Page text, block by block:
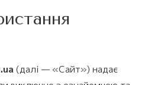
(далі — «Сайт») надає